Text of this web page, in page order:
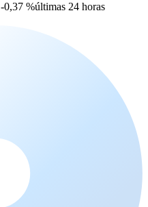
-0,37 %últimas 24 horas